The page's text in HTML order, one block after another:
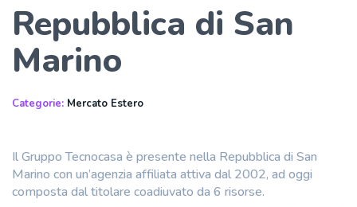
Repubblica di San
Marino
Categorie: Mercato Estero
Il Gruppo Tecnocasa è presente nella Repubblica di San
Marino con un’agenzia affiliata attiva dal 2002, ad oggi
composta dal titolare coadiuvato da 6 risorse.